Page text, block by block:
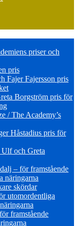
priser och
pris
Fajer Fajersson pris
Borgström pris för
/ The Academy’s
Håstadius pris för
och Greta
– för framstående
näringarna
skördar
utomordentliga
framstående